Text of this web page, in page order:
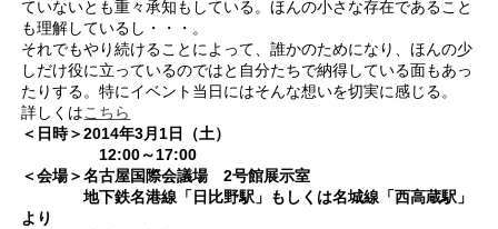
ていないとも重々承知もしている。ほんの小さな存在であること
も理解しているし・・・。
それでもやり続けることによって、誰かのためになり、ほんの少
しだけ役に立っているのではと自分たちで納得している面もあっ
たりする。特にイベント当日にはそんな想いを切実に感じる。
詳しくはこちら
＜日時＞2014年3月1日（土）
12:00～17:00
＜会場＞名古屋国際会議場 2号館展示室
地下鉄名港線「日比野駅」もしくは名城線「西高蔵駅」
より